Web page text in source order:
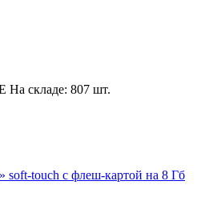
На складе: 807 шт.
soft-touch с флеш-картой на 8 Гб